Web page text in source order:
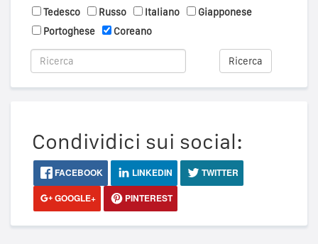
Tedesco
Russo Italiano
Giapponese
Portoghese
Coreano
Ricerca
Condividici sui social:
FACEBOOK LINKEDIN
TWITTER
GOOGLE+
PINTEREST